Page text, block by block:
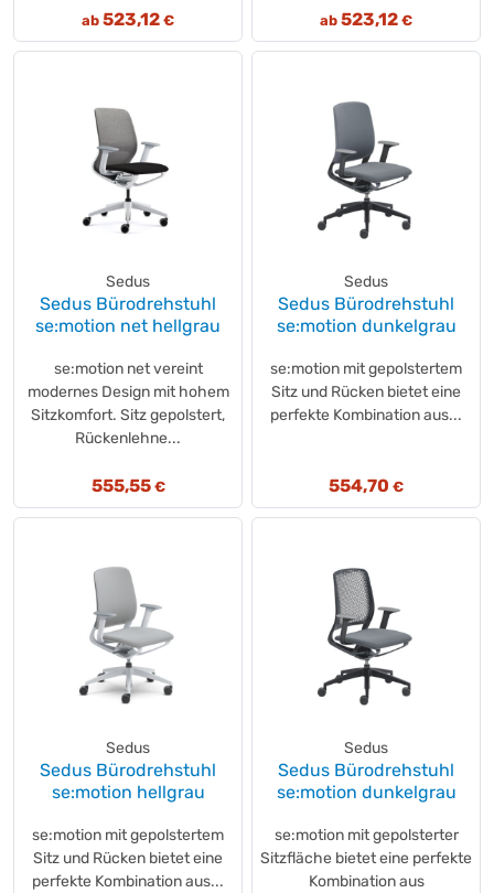
ab 523,12 € ab 523,12 €
Sedus
Sedus Bürodrehstuhl
se:motion net hellgrau
se:motion net vereint
modernes Design mit hohem
Sitzkomfort. Sitz gepolstert,
Rückenlehne...
555,55€
Sedus
Sedus Bürodrehstuhl
se:motion dunkelgrau
se:motion mit gepolstertem
Sitz und Rücken bietet eine
perfekte Kombination aus...
554,70 €
Sedus
Sedus Bürodrehstuhl
se:motion hellgrau
se:motion mit gepolstertem
Sitz und Rücken bietet eine
perfekte Kombination aus...
Sedus
Sedus Bürodrehstuhl
se:motion dunkelgrau
se:motion mit gepolsterter
Sitzfläche bietet eine perfekte
Kombination aus